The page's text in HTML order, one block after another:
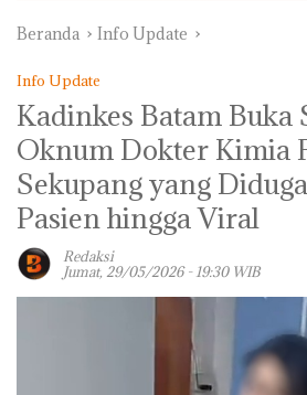
Beranda Info Update
Info Update
Kadinkes Batam Buka
Oknum Dokter Kimia
Sekupang yang
Pasien hingga Viral
Redaksi
Jumat, 29/05/2026 - 19:30 WIB